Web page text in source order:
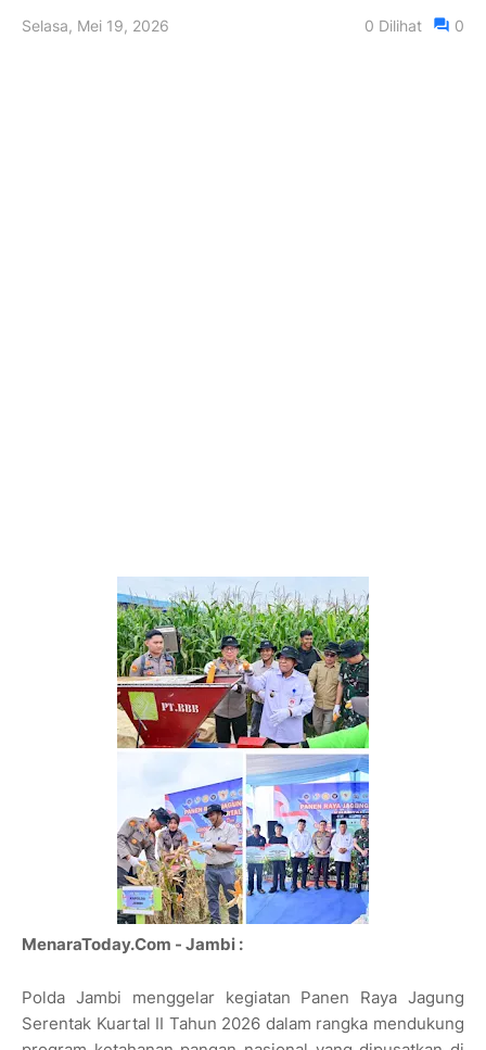
Selasa, Mei 19, 2026 0 Dilihat 0
MenaraToday.Com - Jambi :
Polda Jambi menggelar kegiatan Panen Raya Jagung
Serentak Kuartal II Tahun 2026 dalam rangka mendukung